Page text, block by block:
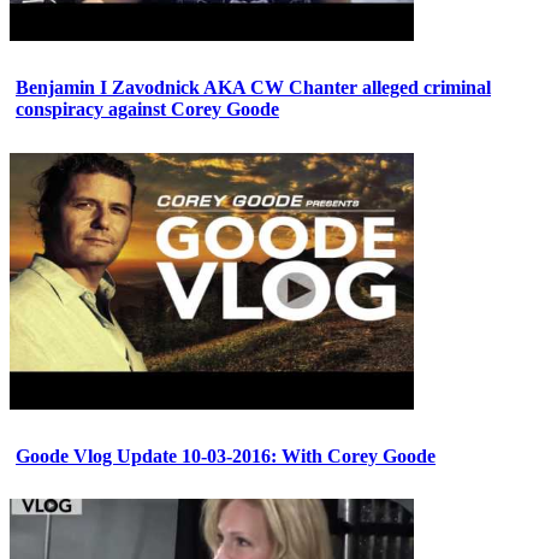
Benjamin I Zavodnick AKA CW Chanter alleged criminal
conspiracy against Corey Goode
Goode Vlog Update 10-03-2016: With Corey Goode